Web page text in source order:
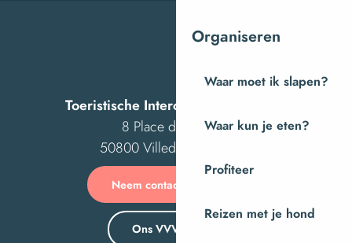
Organiseren
Waar moet ik slapen?
Waar kun je eten?
Profiteer
Reizen met je hond
Toeristische Intercom van Villedieu
8 Place des Costils
50800 Villedieu-les-Poêles
Neem contact met ons op
Ons VVV-kantoor